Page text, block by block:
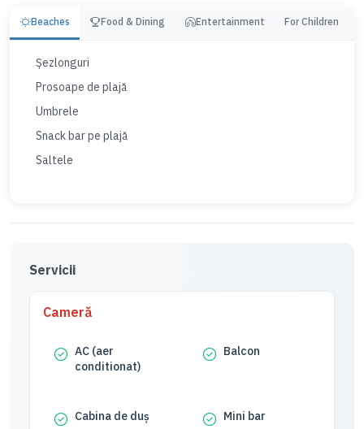
Beaches Food & Dining Entertainment For Children
Șezlonguri
Prosoape de plajă
Umbrele
Snack bar pe plajă
Saltele
Servicii
Cameră
AC (aer
conditionat)
Balcon
Cabina de duș Mini bar